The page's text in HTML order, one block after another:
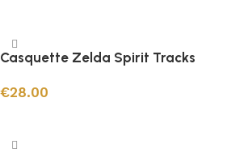
Casquette Zelda Spirit Tracks
€28.00